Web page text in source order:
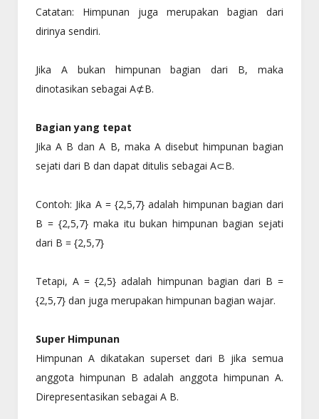
Catatan: Himpunan juga merupakan bagian dari
dirinya sendiri.
Jika A bukan himpunan bagian dari B, maka
dinotasikan sebagai A⊄B.
Bagian yang tepat
Jika A B dan A B, maka A disebut himpunan bagian
sejati dari B dan dapat ditulis sebagai A⊂B.
Contoh: Jika A = {2,5,7} adalah himpunan bagian dari
B = {2,5,7} maka itu bukan himpunan bagian sejati
dari B = {2,5,7}
Tetapi, A = {2,5} adalah himpunan bagian dari B =
{2,5,7} dan juga merupakan himpunan bagian wajar.
Super Himpunan
Himpunan A dikatakan superset dari B jika semua
anggota himpunan B adalah anggota himpunan A.
Direpresentasikan sebagai A B.